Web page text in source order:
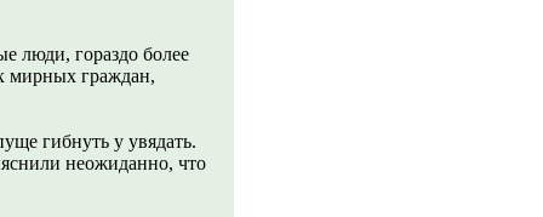
люди, гораздо более
мирных граждан,
гибнуть у увядать.
неожиданно, что